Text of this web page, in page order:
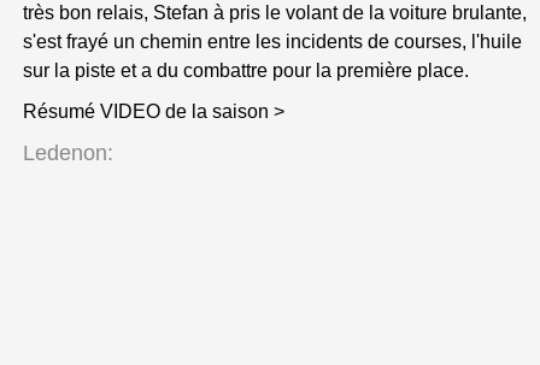
très bon relais, Stefan à pris le volant de la voiture brulante,
s'est frayé un chemin entre les incidents de courses, l'huile
sur la piste et a du combattre pour la première place.
Résumé VIDEO de la saison >
Ledenon: